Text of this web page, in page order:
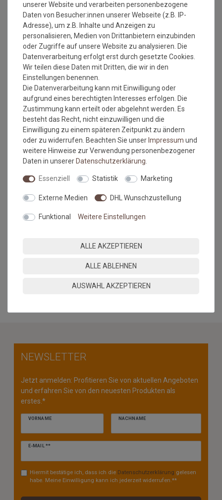
sich die Fasern auf, der Mattenflor wird aktiviert und
transportbedingte Falten und Knicke werden wieder glatt.
Pflegen Sie so Ihre wash+dry Fußmatte regelmäßig und Sie
werden überrascht sein, wie viele
Jahre Qualität und Farbe erhalten bleiben.
Waschtipps:
Matten, die nicht mehr in die Waschmaschine passen, können
mit einem Dampfstrahler (aus Entfernung) gereinigt werden
oder bei einer Wäscherei abgegeben werden. Ganz wichtig ist
auch, dass man die Matten nicht gefaltet und auch nicht mit
anderen Wäschestücken in die Maschine legt, damit die Matte
nicht mit Knicken wieder aus der Maschine kommt. Dies ist
kein Materialfehler und stellt auch keinen Reklamationsgrund
dar.
Falls dies doch mal passiert, auf keinen Fall in den Trockner
geben, damit verstärken sich diese Knicke nur noch. Beim
Maßtoleranzen und Farbabweichungen:
Produktionsbedingte Maßtoleranzen in der Größe von +/- 5%,
Original sind nicht auszuschließen
NEWSLETTER
Jetzt anmelden: Profitieren Sie von aktuellen Angeboten
und erfahren Sie von den neuesten Produkten als
erstes.*
VORNAME NACHNAME
E-MAIL **
Newsletter
Hiermit bestätige ich, dass ich die Daten­schutz­erklärung gelesen
habe. Meine Einwilligung kann ich jederzeit widerrufen.**
unserer Website und verarbeiten personenbezogene
Daten von Besucher:innen unserer Webseite (z.B. IP-
Adresse), um z.B. Inhalte und Anzeigen zu
personalisieren, Medien von Drittanbietern einzubinden
oder Zugriffe auf unsere Website zu analysieren. Die
Datenverarbeitung erfolgt erst durch gesetzte Cookies.
Wir teilen diese Daten mit Dritten, die wir in den
Einstellungen benennen.
Die Datenverarbeitung kann mit Einwilligung oder
aufgrund eines berechtigten Interesses erfolgen. Die
Zustimmung kann erteilt oder abgelehnt werden. Es
besteht das Recht, nicht einzuwilligen und die
Einwilligung zu einem späteren Zeitpunkt zu ändern
oder zu widerrufen. Beachten Sie unser Impressum und
weitere Hinweise zur Verwendung personenbezogener
Daten in unserer Daten­schutz­erklärung
Essenziell Statistik Marketing
Externe Medien DHL Wunschzustellung
Funktional Weitere Einstellungen
ALLE AKZEPTIEREN
ALLE ABLEHNEN
AUSWAHL AKZEPTIEREN